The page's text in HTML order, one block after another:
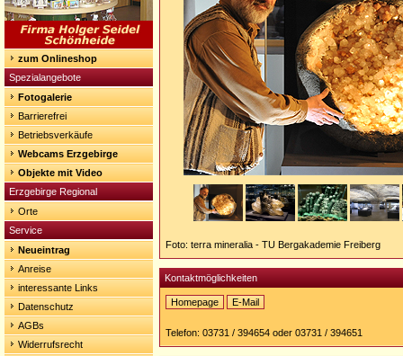
zum Onlineshop
Spezialangebote
Fotogalerie
Barrierefrei
Betriebsverkäufe
Webcams Erzgebirge
Objekte mit Video
Erzgebirge Regional
Orte
Service
Neueintrag
Anreise
interessante Links
Datenschutz
AGBs
Widerrufsrecht
Foto: terra mineralia - TU Bergakademie Freiberg
Kontaktmöglichkeiten
Homepage
http://www.terra-
mineralia.de/
E-Mail
Telefon: 03731 / 394654 oder 03731 / 394651